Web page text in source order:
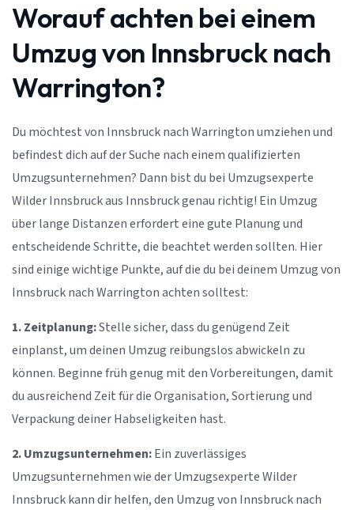
Worauf achten bei einem
Umzug von Innsbruck nach
Warrington?
Du möchtest von Innsbruck nach Warrington umziehen und
befindest dich auf der Suche nach einem qualifizierten
Umzugsunternehmen? Dann bist du bei Umzugsexperte
Wilder Innsbruck aus Innsbruck genau richtig! Ein Umzug
über lange Distanzen erfordert eine gute Planung und
entscheidende Schritte, die beachtet werden sollten. Hier
sind einige wichtige Punkte, auf die du bei deinem Umzug von
Innsbruck nach Warrington achten solltest:
1. Zeitplanung:Stelle sicher, dass du genügend Zeit
einplanst, um deinen Umzug reibungslos abwickeln zu
können. Beginne früh genug mit den Vorbereitungen, damit
du ausreichend Zeit für die Organisation, Sortierung und
Verpackung deiner Habseligkeiten hast.
2. Umzugsunternehmen:Ein zuverlässiges
Umzugsunternehmen wie der Umzugsexperte Wilder
Innsbruck kann dir helfen, den Umzug von Innsbruck nach